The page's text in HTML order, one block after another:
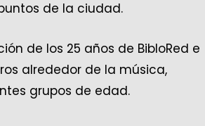
de la ciudad.
de los 25 años de BibloRed e
alrededor de la música,
grupos de edad.